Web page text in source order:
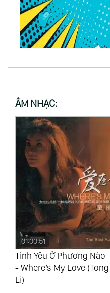
ÂM NHẠC:
00:52:23
Khó Nói Lời Tạm Biệt -
Hard To Say Goodbye
(Tong Li)